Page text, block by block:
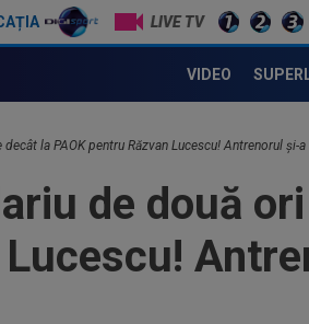
LIVE TV
VIDEO
la PAOK pentru Răzvan Lucescu! Antrenorul și-
de două